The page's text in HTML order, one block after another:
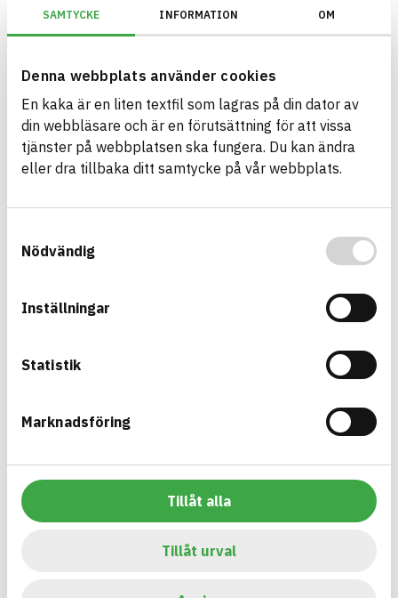
SAMTYCKE INFORMATION OM
Denna webbplats använder cookies
En kaka är en liten textfil som lagras på din dator av
din webbläsare och är en förutsättning för att vissa
tjänster på webbplatsen ska fungera. Du kan ändra
eller dra tillbaka ditt samtycke på vår webbplats.
Nödvändig
Inställningar
Statistik
Marknadsföring
Tillåt alla
Tillåt urval
ståltrappor
FÖRNYBARHET Information ej lämnad
MILJÖEFFEKTER – EPD Information ej lämnad
Information ej lämnad
Weland Spiraltrappor
12
ståltrappor
Information ej lämnad
FÖRNYBARHET Information ej lämnad
EMISSIONER OCH TESTER Information ej lämnad